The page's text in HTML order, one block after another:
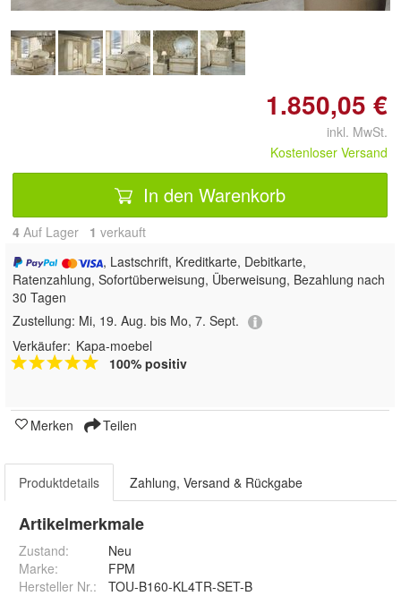
1.850,05 €
inkl. MwSt.
Kostenloser Versand
In den Warenkorb
4 Auf Lager 1 verkauft
, Lastschrift, Kreditkarte, Debitkarte,
Ratenzahlung, Sofortüberweisung, Überweisung, Bezahlung nach
30 Tagen
Zustellung: Mi, 19. Aug. bis Mo, 7. Sept.
Verkäufer: Kapa-moebel
100% positiv
Merken Teilen
Produktdetails Zahlung, Versand & Rückgabe
Artikelmerkmale
Zustand:
Neu
Marke:
FPM
Hersteller Nr.:
TOU-B160-KL4TR-SET-B